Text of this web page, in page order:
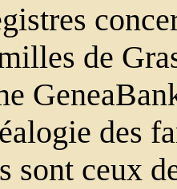
de
des
sont ceux